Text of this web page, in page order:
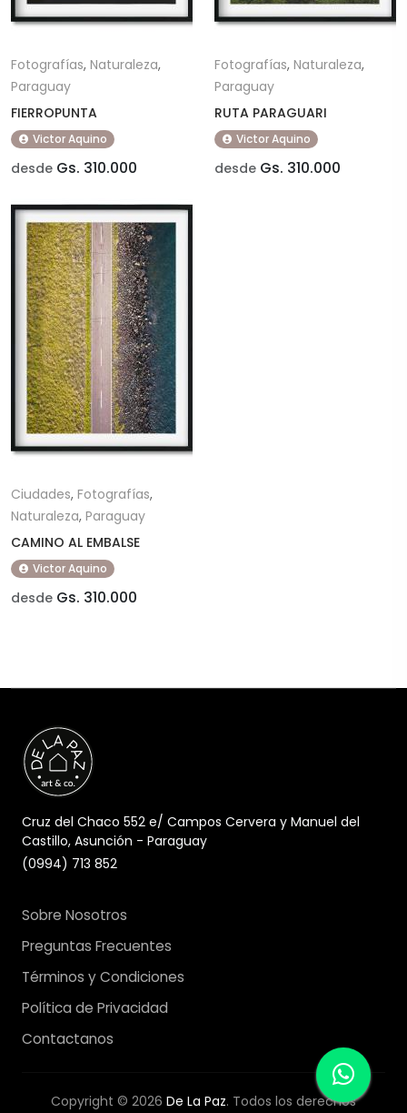
Fotografías, Naturaleza,
Paraguay
FIERROPUNTA
Victor Aquino
desde Gs. 310.000
Fotografías, Naturaleza,
Paraguay
RUTA PARAGUARI
Victor Aquino
desde Gs. 310.000
Ciudades, Fotografías,
Naturaleza, Paraguay
CAMINO AL EMBALSE
Victor Aquino
desde Gs. 310.000
Cruz del Chaco 552 e/ Campos Cervera y Manuel del
Castillo, Asunción - Paraguay
(0994) 713 852
Sobre Nosotros
Preguntas Frecuentes
Términos y Condiciones
Política de Privacidad
Contactanos
Copyright © 2026 De La Paz. Todos los derechos